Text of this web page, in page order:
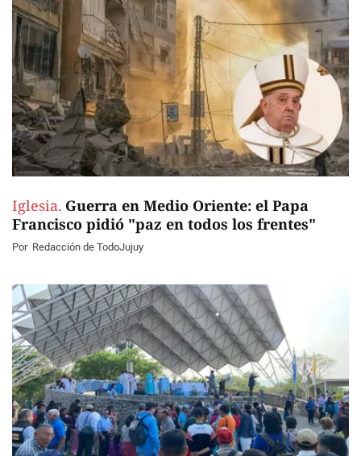
Iglesia. Guerra en Medio Oriente: el Papa
Francisco pidió "paz en todos los frentes"
Por Redacción de TodoJujuy